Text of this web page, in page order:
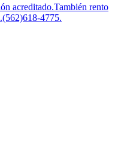
acreditado.También rento
4775.